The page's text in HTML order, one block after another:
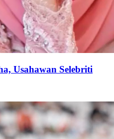
Usahawan Selebriti